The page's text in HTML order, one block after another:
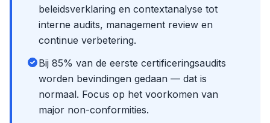
beleidsverklaring en contextanalyse tot
interne audits, management review en
continue verbetering.
Bij 85% van de eerste certificeringsaudits
worden bevindingen gedaan — dat is
normaal. Focus op het voorkomen van
major non-conformities.